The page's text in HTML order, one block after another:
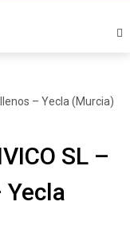
– Yecla (Murcia)
SL –